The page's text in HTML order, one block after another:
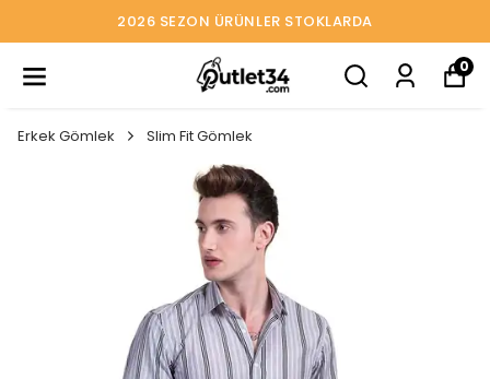
2026 SEZON ÜRÜNLER STOKLARDA
0
Erkek Gömlek Slim Fit Gömlek